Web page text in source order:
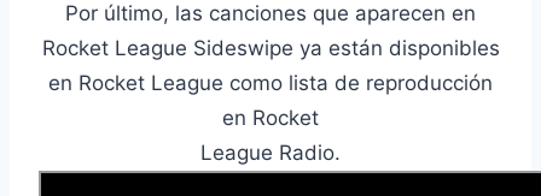
Por último, las canciones que aparecen en
Rocket League Sideswipe ya están disponibles
en Rocket League como lista de reproducción
en Rocket
League Radio.